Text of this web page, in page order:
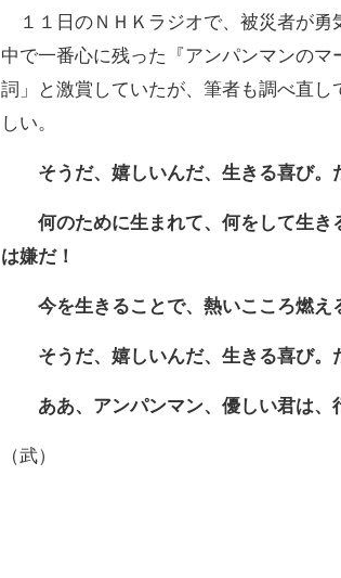
１１日のＮＨＫラジオで、被災者が勇
中で一番心に残った『アンパンマンの
詞」と激賞していたが、筆者も調べ直
しい。
そうだ、嬉しいんだ、生きる喜び。
何のために生まれて、何をして生
は嫌だ！
今を生きることで、熱いこころ燃え
そうだ、嬉しいんだ、生きる喜び。
ああ、アンパンマン、優しい君は
（武）